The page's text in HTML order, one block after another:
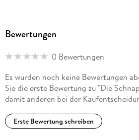
Grauenhaft und grotesk komisch,
doch immer wieder auch subtil
Bösen schwer berauschender Roman.
Welt
»Eine wahre Enzyklopädie der
Formen und Sprachen wird hier
fulminanten Kosmos, der seine
der kreativen Gärung und Destillation
Bewertungen
0 Bewertungen
Es wurden noch keine Bewertungen
Sie die erste Bewertung zu "Die
damit anderen bei der
Erste Bewertung schreiben